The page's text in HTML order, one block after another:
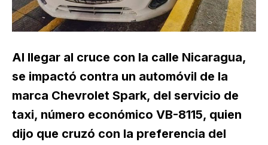
Al llegar al cruce con la calle Nicaragua,
se impactó contra un automóvil de la
marca Chevrolet Spark, del servicio de
taxi, número económico VB-8115, quien
dijo que cruzó con la preferencia del